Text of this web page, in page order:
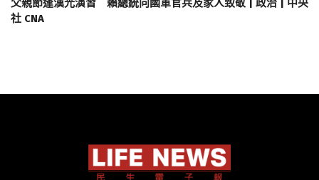
父親節逢漢光演習 賴總統向國軍官兵及家人致敬 | 政治 | 中央
社 CNA